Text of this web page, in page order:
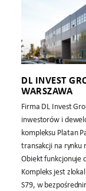
DL INVEST
WARSZAWA
Firma DL Invest
inwestorów i
kompleksu Platan
transakcji na rynku
Obiekt funkcjonuje
Kompleks jest
S79, w